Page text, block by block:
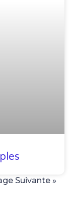
Suivante »